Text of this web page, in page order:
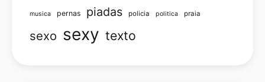
musica pernas piadas policia politica praia
sexo sexy texto